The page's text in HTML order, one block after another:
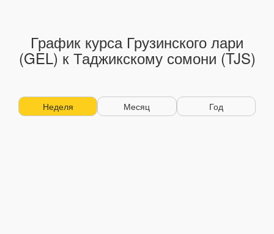
График курса Грузинского лари
(GEL) к Таджикскому сомони (TJS)
Неделя Месяц Год